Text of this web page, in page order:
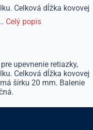
Celková dĺžka kovovej
Celý popis
upevnenie retiazky,
Celková dĺžka kovovej
šírku 20 mm. Balenie